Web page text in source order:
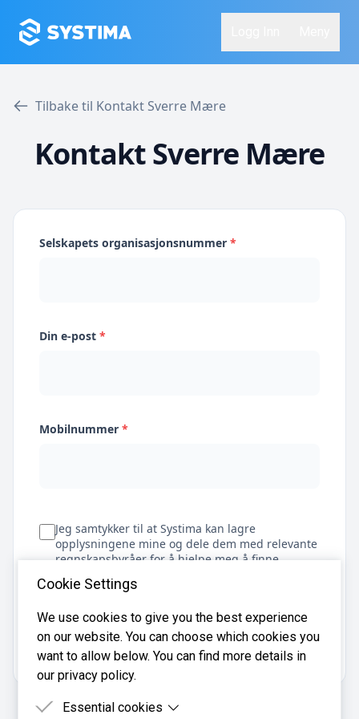
Tilbake til Kontakt Sverre Mære
Kontakt Sverre Mære
Selskapets organisasjonsnummer *
Din e-post *
Mobilnummer *
Jeg samtykker til at Systima kan lagre
opplysningene mine og dele dem med relevante
regnskapsbyråer for å hjelpe meg å finne
regnskapsfører
Få tilbud
Cookie Settings
We use cookies to give you the best experience
on our website. You can choose which cookies you
want to allow below. You can find more details in
our privacy policy.
Essential cookies